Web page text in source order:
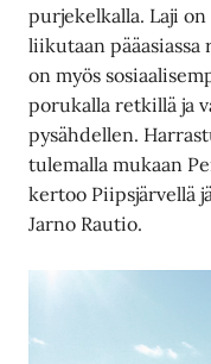
purjekelkalla. Laji
liikutaan
on myös
porukalla retkillä ja
pysähdellen.
tulemalla mukaan
kertoo Piipsjärvellä
Jarno Rautio.